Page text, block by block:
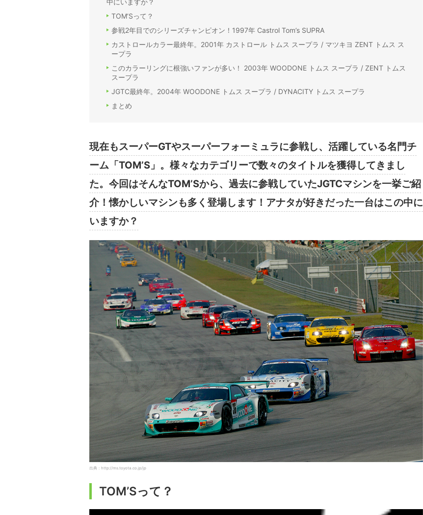
中にいますか？
TOM’Sって？
参戦2年目でのシリーズチャンピオン！1997年 Castrol Tom’s SUPRA
カストロールカラー最終年。2001年 カストロール トムス スープラ / マツキヨ ZENT トムス ス
ープラ
このカラーリングに根強いファンが多い！ 2003年 WOODONE トムス スープラ / ZENT トムス
スープラ
JGTC最終年。2004年 WOODONE トムス スープラ / DYNACITY トムス スープラ
まとめ
現在もスーパーGTやスーパーフォーミュラに参戦し、活躍している名門チ
ーム「TOM’S」。様々なカテゴリーで数々のタイトルを獲得してきまし
た。今回はそんなTOM’Sから、過去に参戦していたJGTCマシンを一挙ご紹
介！懐かしいマシンも多く登場します！アナタが好きだった一台はこの中に
いますか？
出典：http://ms.toyota.co.jp/jp
TOM’Sって？